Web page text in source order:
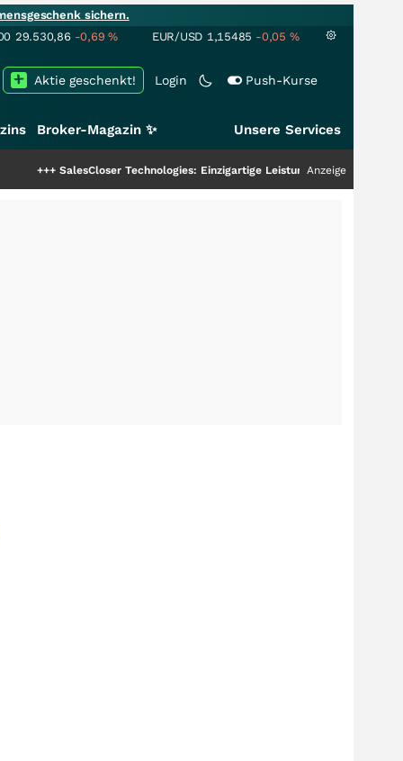
sichern.
29.530,86 -0,69% EUR/USD 1,15485 -0,05 %
Login Push-Kurse
Aktie geschenkt!
Broker-Magazin ✨ Unsere Services
Technologies: Einzigartige Leistung zieht die Top-Dogs an!+++
Anzeige